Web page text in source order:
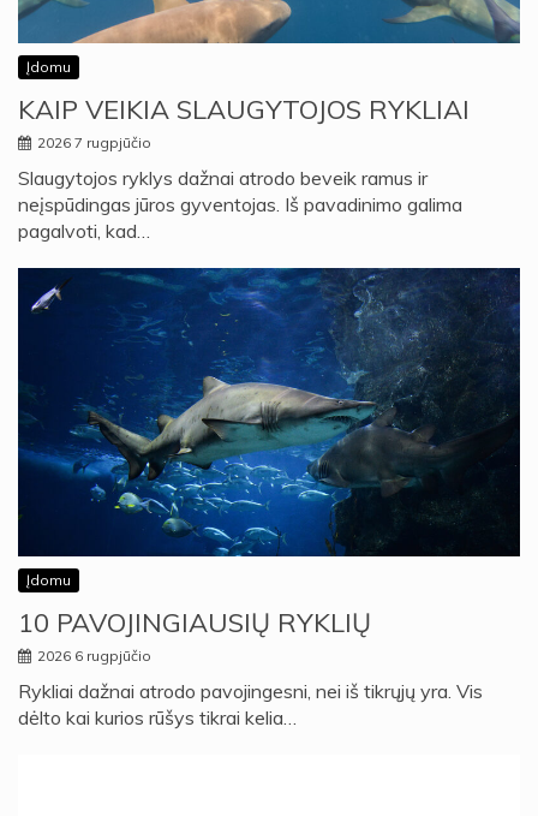
Įdomu
KAIP VEIKIA SLAUGYTOJOS RYKLIAI
2026 7 rugpjūčio
Slaugytojos ryklys dažnai atrodo beveik ramus ir
neįspūdingas jūros gyventojas. Iš pavadinimo galima
pagalvoti, kad…
Įdomu
10 PAVOJINGIAUSIŲ RYKLIŲ
2026 6 rugpjūčio
Rykliai dažnai atrodo pavojingesni, nei iš tikrųjų yra. Vis
dėlto kai kurios rūšys tikrai kelia…